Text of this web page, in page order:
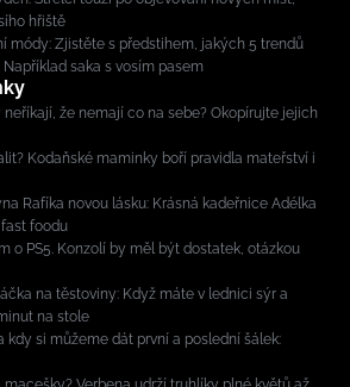
hřiště
módy: Zjistěte s předstihem, jakých 5 trendů
saka s vosím pasem
neříkají, že nemají co na sebe? Okopírujte jejich
Kodaňské maminky boří pravidla mateřství i
Rafíka novou lásku: Krásná kadeřnice Adélka
foodu
o PS5. Konzolí by měl být dostatek, otázkou
na těstoviny: Když máte v lednici sýr a
na stole
kdy si můžeme dát první a poslední šálek: